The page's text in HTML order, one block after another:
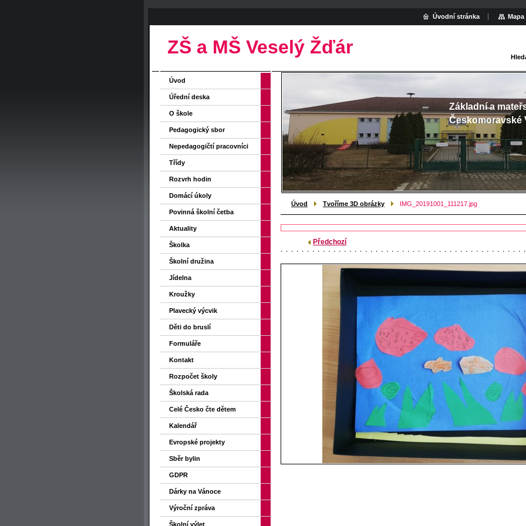
ZŠ a MŠ Veselý Žďár
Základní a
Českomoravské
Úvod Tvoříme 3D obrázky IMG_20191001_111217.jpg
Předchozí
Úvod
Úřední deska
O škole
Pedagogický sbor
Nepedagogičtí pracovníci
Třídy
Rozvrh hodin
Domácí úkoly
Povinná školní četba
Aktuality
Školka
Školní družina
Jídelna
Kroužky
Plavecký výcvik
Děti do bruslí
Formuláře
Kontakt
Rozpočet školy
Školská rada
Celé Česko čte dětem
Kalendář
Evropské projekty
Sběr bylin
GDPR
Dárky na Vánoce
Výroční zpráva
Školní výlet
Úvodní stránka